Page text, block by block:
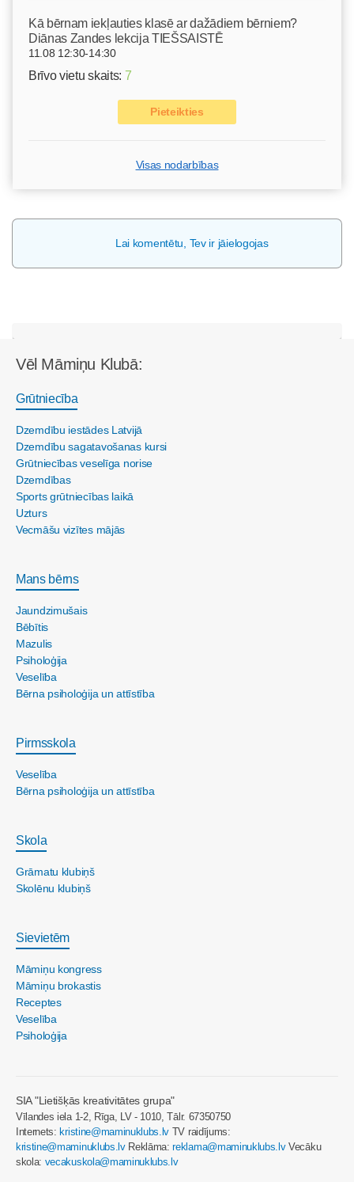
Kā bērnam iekļauties klasē ar dažādiem bērniem?
Diānas Zandes lekcija TIEŠSAISTĒ
11.08 12:30-14:30
Brīvo vietu skaits: 7
Pieteikties
Visas nodarbības
Lai komentētu, Tev ir jāielogojas
Vēl Māmiņu Klubā:
Grūtniecība
Dzemdību iestādes Latvijā
Dzemdību sagatavošanas kursi
Grūtniecības veselīga norise
Dzemdības
Sports grūtniecības laikā
Uzturs
Vecmāšu vizītes mājās
Mans bērns
Jaundzimušais
Bēbītis
Mazulis
Psiholoģija
Veselība
Bērna psiholoģija un attīstība
Pirmsskola
Veselība
Bērna psiholoģija un attīstība
Skola
Grāmatu klubiņš
Skolēnu klubiņš
Sievietēm
Māmiņu kongress
Māmiņu brokastis
Receptes
Veselība
Psiholoģija
SIA "Lietišķās kreativitātes grupa"
Vīlandes iela 1-2, Rīga, LV - 1010, Tālr. 67350750
Internets: kristine@maminuklubs.lv TV raidījums:
kristine@maminuklubs.lvReklāma:reklama@maminuklubs.lvVecāku
skola: vecakuskola@maminuklubs.lv